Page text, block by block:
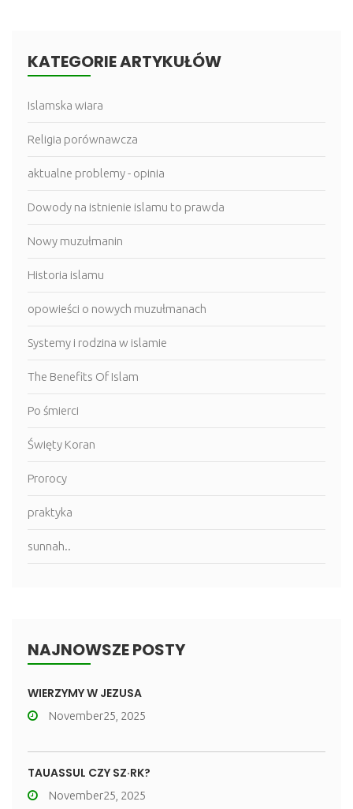
KATEGORIE ARTYKUŁÓW
Islamska wiara
Religia porównawcza
aktualne problemy - opinia
Dowody na istnienie islamu to prawda
Nowy muzułmanin
Historia islamu
opowieści o nowych muzułmanach
Systemy i rodzina w islamie
The Benefits Of Islam
Po śmierci
Święty Koran
Prorocy
praktyka
sunnah..
NAJNOWSZE POSTY
WIERZYMY W JEZUSA
November25, 2025
TAUASSUL CZY SZ·RK?
November25, 2025